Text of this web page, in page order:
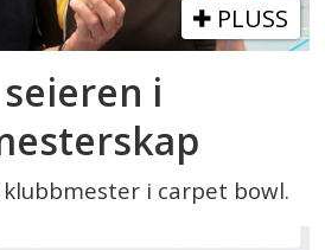
PLUSS
i
i carpet bowl.